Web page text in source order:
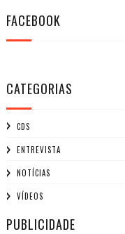
FACEBOOK
CATEGORIAS
CDS
ENTREVISTA
NOTÍCIAS
VÍDEOS
PUBLICIDADE